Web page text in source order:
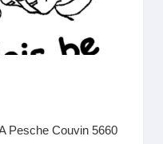
Pesche Couvin 5660